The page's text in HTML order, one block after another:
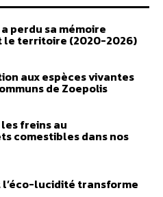
perdu sa mémoire
territoire (2020-2026)
aux espèces vivantes
de Zoepolis
freins au
comestibles dans nos
l’éco-lucidité transforme